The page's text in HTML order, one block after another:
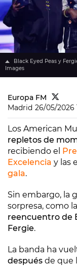
Black Eyed Peas y
Images
Europa FM
Madrid 26/05/2026
Los American
repletos de
recibiendo el
Excelencia y las
gala.
Sin embargo, la
sorpresa, como
reencuentro de
Fergie.
La banda ha
después de que